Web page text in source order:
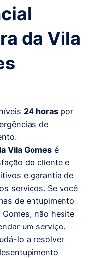
da Vila
24 horas por
de
a Vila Gomesé
do cliente e
e garantia de
serviços. Se você
de entupimento
Gomes, não hesite
um serviço.
lo a resolver